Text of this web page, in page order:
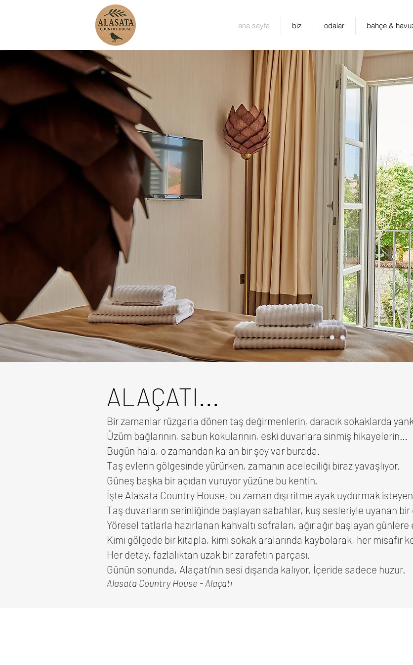
ana sayfa biz odalar bahçe &
ALAÇATI...
Bir zamanlar rüzgarla dönen taş değirmenlerin, daracık sokaklarda
Üzüm bağlarının, sabun kokularının, eski duvarlara sinmiş hikayelerin…
Bugün hala, o zamandan kalan bir şey var burada.
Taş evlerin gölgesinde yürürken, zamanın aceleciliği biraz yavaşlıyor.
Güneş başka bir açıdan vuruyor yüzüne bu kentin.
İşte Alasata Country House, bu zaman dışı ritme ayak uydurmak
Taş duvarların serinliğinde başlayan sabahlar, kuş sesleriyle uyanan bir
Yöresel tatlarla hazırlanan kahvaltı sofraları, ağır ağır başlayan günlere
Kimi gölgede bir kitapla, kimi sokak aralarında kaybolarak, her misafir
Her detay, fazlalıktan uzak bir zarafetin parçası.
Günün sonunda, Alaçatı’nın sesi dışarıda kalıyor. İçeride sadece huzur.
Alasata Country House - Alaçatı